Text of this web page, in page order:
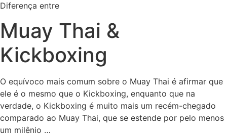
Diferença entre
Muay Thai &
Kickboxing
O equívoco mais comum sobre o Muay Thai é afirmar que
ele é o mesmo que o Kickboxing, enquanto que na
verdade, o Kickboxing é muito mais um recém-chegado
comparado ao Muay Thai, que se estende por pelo menos
um milênio …